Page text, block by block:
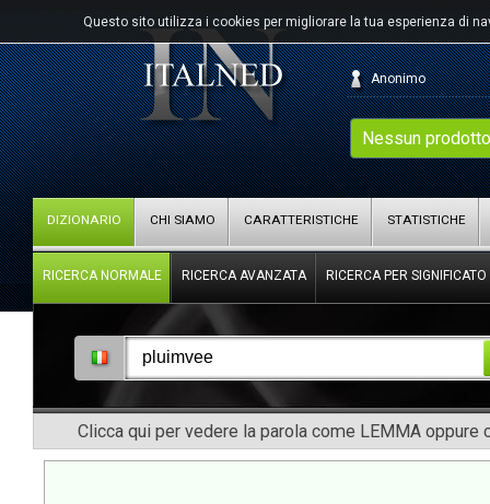
Questo sito utilizza i cookies per migliorare la tua esperienza di
Nessun
Anonimo
DIZIONARIO CHI SIAMO CARATTERISTICHE STATISTICHE
RICERCA NORMALE RICERCA AVANZATA RICERCA PER SIGNIFICATO
Clicca qui per vedere la parola come LEMMA oppure